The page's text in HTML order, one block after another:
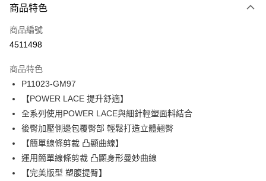
信用卡一次付款
信用卡分期付款
合作金庫商業銀行
華南商業銀行
上海商業儲蓄銀行
國泰世華商業銀行
兆豐國際商業銀行
臺灣中小企業銀行
台中商業銀行
匯豐（台灣）商業銀行
聯邦商業銀行
元大商業銀行
永豐商業銀行
玉山商業銀行
LINE Pay
Apple Pay
悠遊付
商品特色
商品編號
4511498
商品特色
P11023-GM97
【POWER LACE 提升舒適】
全系列使用POWER LACE與細針輕塑面料結合
後臀加壓側邊包覆臀部 輕鬆打造立體翹臀
【簡單線條剪裁 凸顯曲線】
運用簡單線條剪裁 凸顯身形曼妙曲線
【完美版型 塑腹提臀】